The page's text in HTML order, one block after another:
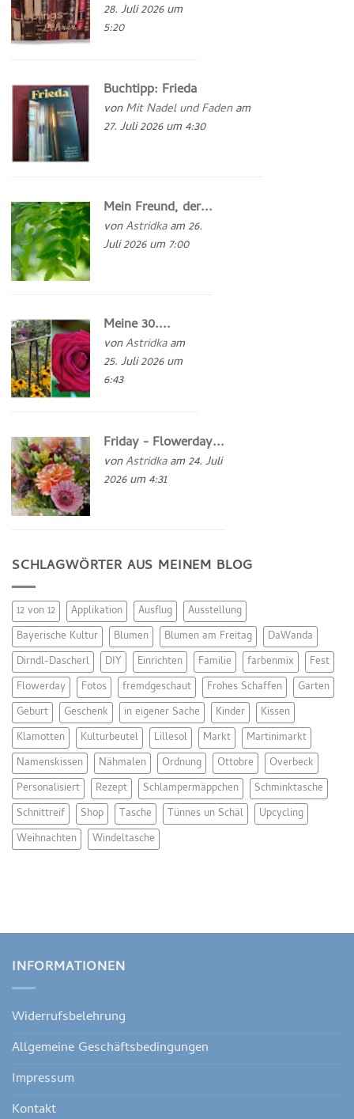
28. Juli 2026 um
5:20
Buchtipp: Frieda
vonMit Nadel und Fadenam
27. Juli 2026 um 4:30
Mein Freund, der...
vonAstridkaam 26.
Juli 2026 um 7:00
Meine 30....
vonAstridkaam
25. Juli 2026 um
6:43
Friday - Flowerday...
vonAstridkaam 24. Juli
2026 um 4:31
SCHLAGWÖRTER AUS MEINEM BLOG
12 von 12 Applikation Ausflug
Ausstellung
Bayerische Kultur
Blumen Blumen am Freitag
DaWanda
Dirndl-Dascherl
DIY Einrichten Familie farbenmix
Fest
Flowerday
Fotos fremdgeschaut Frohes Schaffen
Garten
Geburt
Geschenk in eigener Sache Kinder
Kissen
Klamotten
Kulturbeutel Lillesol Markt
Martinimarkt
Namenskissen
Nähmalen Ordnung Ottobre
Overbeck
Personalisiert
Rezept Schlampermäppchen
Schminktasche
Schnittreif
Shop Tasche Tünnes un Schäl
Upcycling
Weihnachten
Windeltasche
INFORMATIONEN
Widerrufsbelehrung
Allgemeine Geschäftsbedingungen
Impressum
Kontakt